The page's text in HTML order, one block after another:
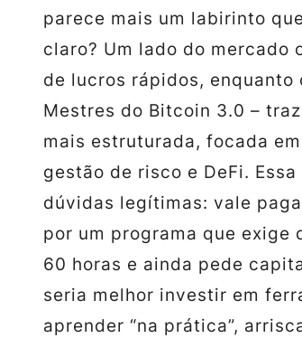
parece mais um labirinto
claro? Um lado do mercado
de lucros rápidos, enquanto
Mestres do Bitcoin 3.0 –
mais estruturada, focada
gestão de risco e DeFi.
dúvidas legítimas: vale
por um programa que exige
60 horas e ainda pede
seria melhor investir em
aprender “na prática”,